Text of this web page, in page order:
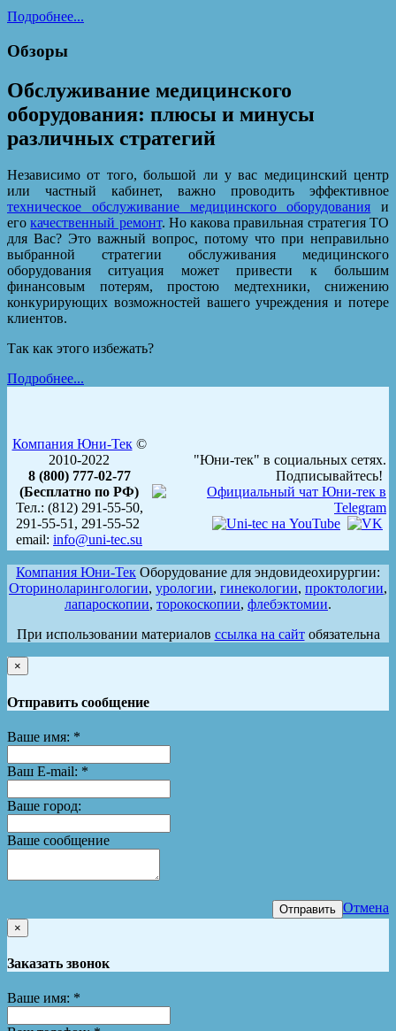
Подробнее...
Обзоры
Обслуживание медицинского
оборудования: плюсы и минусы
различных стратегий
Независимо от того, большой ли у вас медицинский центр
или частный кабинет, важно проводить эффективное
техническое обслуживание медицинского оборудования и
егокачественный ремонт. Но какова правильная стратегия ТО
для Вас? Это важный вопрос, потому что при неправильно
выбранной стратегии обслуживания медицинского
оборудования ситуация может привести к большим
финансовым потерям, простою медтехники, снижению
конкурирующих возможностей вашего учреждения и потере
клиентов.
Так как этого избежать?
Подробнее...
Компания Юни-Тек©
2010-2022
8 (800) 777-02-77
(Бесплатно по РФ)
Тел.: (812) 291-55-50,
291-55-51, 291-55-52
email: info@uni-tec.su
"Юни-тек" в социальных сетях.
Подписывайтесь!
Компания Юни-Тек Оборудование для эндовидеохирургии:
Оториноларингологии, урологии, гинекологии, проктологии,
лапароскопии, торокоскопии, флебэктомии.
При использовании материалов ссылка на сайтобязательна
×
Отправить сообщение
Ваше имя: *
Ваш E-mail: *
Ваше город:
Ваше сообщение
Отправить Отмена
×
Заказать звонок
Ваше имя: *